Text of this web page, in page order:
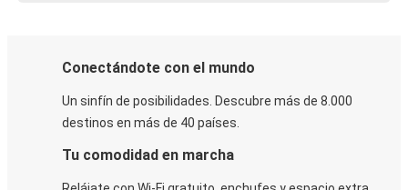
Conectándote con el mundo
Un sinfín de posibilidades. Descubre más de 8.000
destinos en más de 40 países.
Tu comodidad en marcha